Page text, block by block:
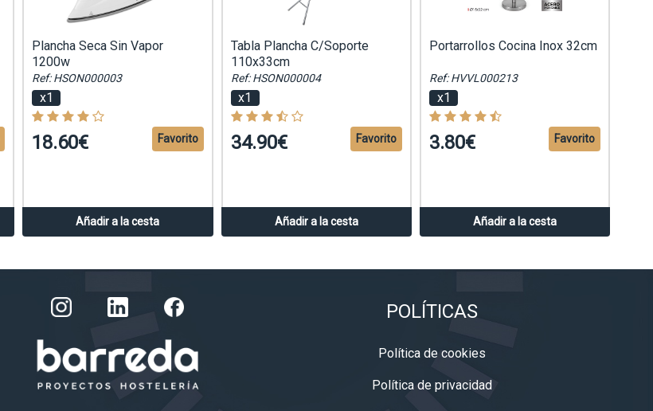
Plancha Seca Sin Vapor
1200w
Ref: HSON000003
x1
18.60€
Añadir a la cesta
Favorito
Tabla Plancha C/Soporte
110x33cm
Ref: HSON000004
x1
34.90€
Añadir a la cesta
Favorito
Portarrollos Cocina Inox 32cm
Ref: HVVL000213
x1
3.80€
Añadir a la cesta
Favorito
POLÍTICAS
Política de cookies
Política de privacidad